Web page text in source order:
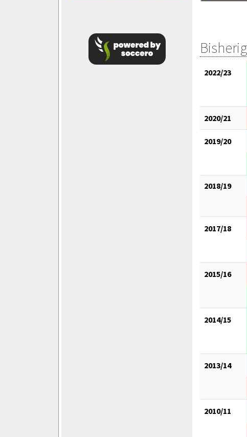
2022/23
2020/21
2019/20
2018/19
2017/18
2015/16
2014/15
2013/14
2010/11